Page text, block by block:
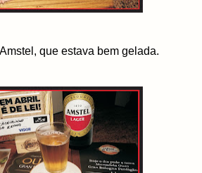
que estava bem gelada.